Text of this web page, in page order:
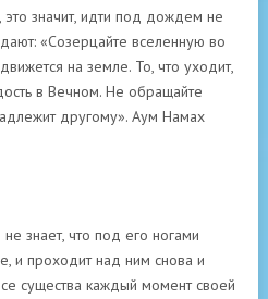
это значит, идти под дождем не
«Созерцайте вселенную во
на земле. То, что уходит,
в Вечном. Не обращайте
другому». Аум Намах
знает, что под его ногами
и проходит над ним снова и
существа каждый момент своей